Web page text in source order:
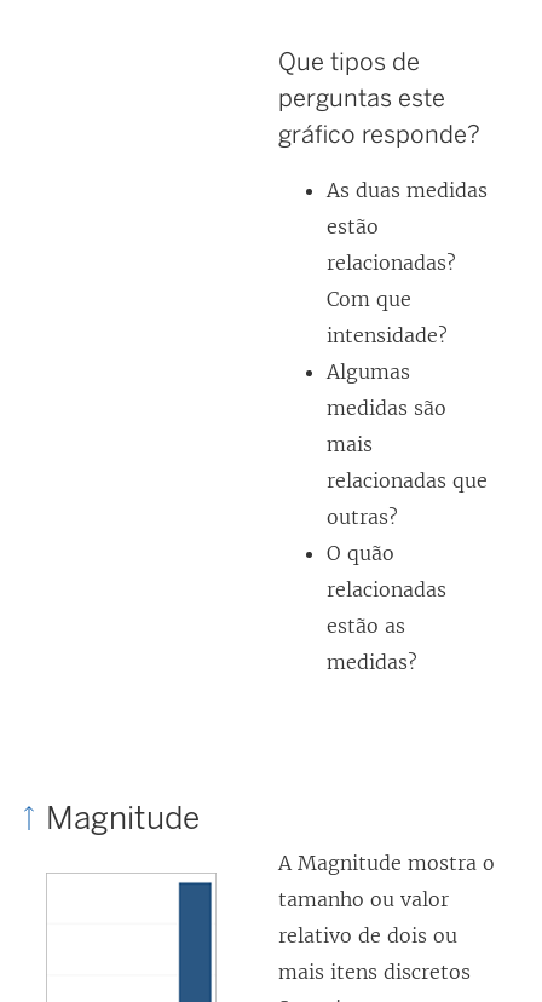
k
a
b
r
e
e
m
n
o
v
a
j
a
n
e
l
a
Que tipos de
perguntas este
gráfico responde?
As duas medidas
estão
relacionadas?
Com que
intensidade?
Algumas
medidas são
mais
relacionadas que
outras?
O quão
relacionadas
estão as
medidas?
Magnitude
A Magnitude mostra o
tamanho ou valor
relativo de dois ou
mais itens discretos